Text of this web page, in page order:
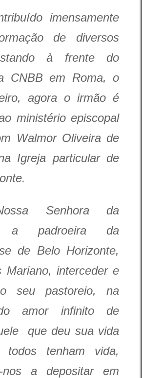
imensamente
de diversos
à frente do
CNBB em Roma, o
agora o irmão é
ministério episcopal
Walmor Oliveira de
Igreja particular de
Senhora da
a padroeira da
de Belo Horizonte,
Mariano, interceder e
seu pastoreio, na
amor infinito de
que deu sua vida
tenham vida,
nos a depositar em